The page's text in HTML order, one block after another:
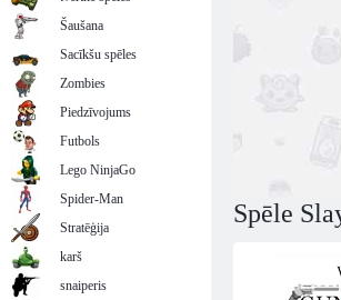
Spēle
Šaušana
Sacīkšu spēles
Zombies
Piedzīvojums
Futbols
Lego NinjaGo
Spider-Man
Stratēģija
karš
snaiperis